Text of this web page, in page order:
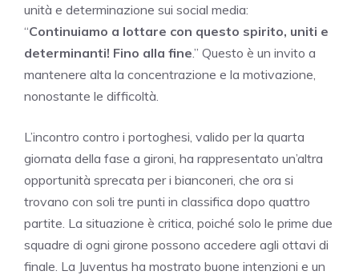
unità e determinazione sui social media:
“Continuiamo a lottare con questo spirito, uniti e
determinanti! Fino alla fine.” Questo è un invito a
mantenere alta la concentrazione e la motivazione,
nonostante le difficoltà.
L’incontro contro i portoghesi, valido per la quarta
giornata della fase a gironi, ha rappresentato un’altra
opportunità sprecata per i bianconeri, che ora si
trovano con soli tre punti in classifica dopo quattro
partite. La situazione è critica, poiché solo le prime due
squadre di ogni girone possono accedere agli ottavi di
finale. La Juventus ha mostrato buone intenzioni e un